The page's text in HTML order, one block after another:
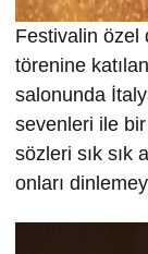
Festivalin özel
törenine
salonunda
sevenleri ile
sözleri sık sık
onları